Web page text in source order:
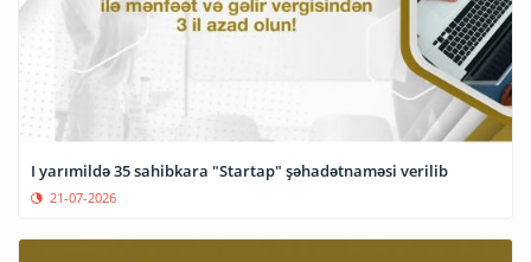
I yarımildə 35 sahibkara "Startap" şəhadətnaməsi verilib
21-07-2026